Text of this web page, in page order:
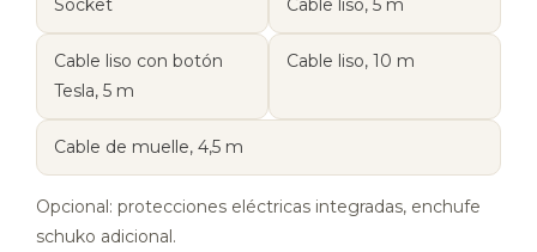
Cable liso con botón
Tesla, 5 m
Cable liso, 10 m
Cable de muelle, 4,5 m
Opcional: protecciones eléctricas integradas, enchufe
schuko adicional.